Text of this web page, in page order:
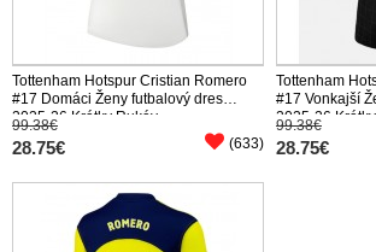
Tottenham Hotspur Cristian Romero
#17 Domáci Ženy futbalový dres
2025-26 Krátky Rukáv
99.38€
28.75€ (633)
Tottenham
#17 Vonkajší
2025-26
99.38€
28.75€